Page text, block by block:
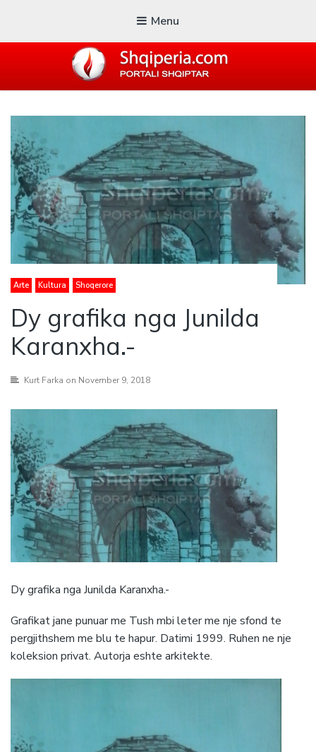
Menu
Blogu i ShqiperiaCom
Arte Kultura Shoqerore
Dy grafika nga Junilda
Karanxha.-
Kurt Farka on November 9, 2018
Dy grafika nga Junilda Karanxha.-
Grafikat jane punuar me Tush mbi leter me nje sfond te
pergjithshem me blu te hapur. Datimi 1999. Ruhen ne nje
koleksion privat. Autorja eshte arkitekte.